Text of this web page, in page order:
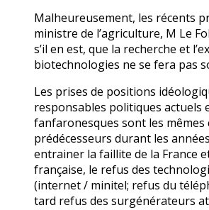
Malheureusement, les récents
ministre de l’agriculture, M Le
s’il en est, que la recherche et
biotechnologies ne se fera pas
Les prises de positions
responsables politiques actuels
fanfaronesques sont les mêmes
prédécesseurs durant les
entrainer la faillite de la France
française, le refus des
(internet / minitel; refus du
tard refus des surgénérateurs